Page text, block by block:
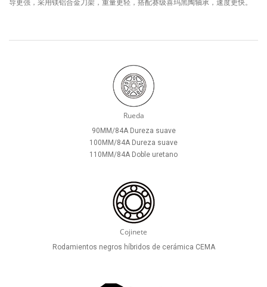
导更强，采用镁铝合金刀架，重量更轻，搭配赛级喜玛黑陶轴承，速度更快。
Rueda
90MM/84A Dureza suave
100MM/84A Dureza suave
110MM/84A Doble uretano
Cojinete
Rodamientos negros híbridos de cerámica CEMA